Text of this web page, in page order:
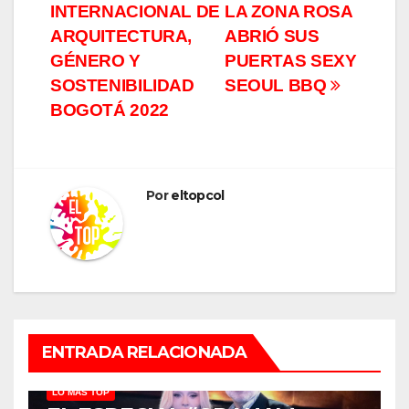
entradas
LA ZONA ROSA
ABRIÓ SUS
PUERTAS SEXY
SEOUL BBQ
INTERNACIONAL DE
ARQUITECTURA,
GÉNERO Y
SOSTENIBILIDAD
BOGOTÁ 2022
Poreltopcol
ENTRADA RELACIONADA
LO MÁS TOP